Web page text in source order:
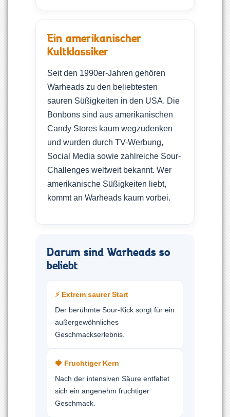
Ein amerikanischer
Kultklassiker
Seit den 1990er-Jahren gehören
Warheads zu den beliebtesten
sauren Süßigkeiten in den USA. Die
Bonbons sind aus amerikanischen
Candy Stores kaum wegzudenken
und wurden durch TV-Werbung,
Social Media sowie zahlreiche Sour-
Challenges weltweit bekannt. Wer
amerikanische Süßigkeiten liebt,
kommt an Warheads kaum vorbei.
Darum sind Warheads so
beliebt
⚡ Extrem saurer Start
Der berühmte Sour-Kick sorgt für ein
außergewöhnliches
Geschmackserlebnis.
🍓 Fruchtiger Kern
Nach der intensiven Säure entfaltet
sich ein angenehm fruchtiger
Geschmack.